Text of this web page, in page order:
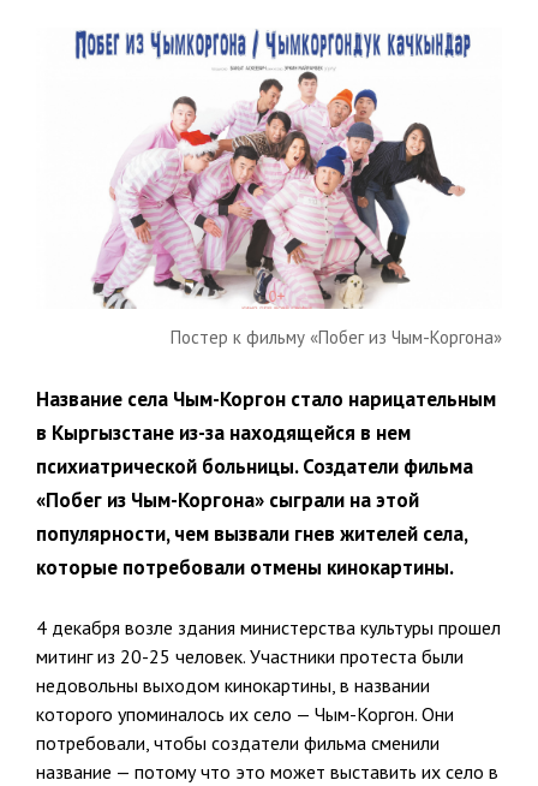
Постер к фильму «Побег из Чым-Коргона»
Название села Чым-Коргон стало нарицательным
в Кыргызстане из-за находящейся в нем
психиатрической больницы. Создатели фильма
«Побег из Чым-Коргона» сыграли на этой
популярности, чем вызвали гнев жителей села,
которые потребовали отмены кинокартины.
4 декабря возле здания министерства культуры прошел
митинг из 20-25 человек. Участники протеста были
недовольны выходом кинокартины, в названии
которого упоминалось их село — Чым-Коргон. Они
потребовали, чтобы создатели фильма сменили
название — потому что это может выставить их село в